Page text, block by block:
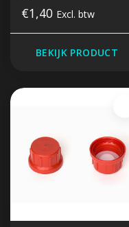
€1,40 Excl. btw
BEKIJK PRODUCT